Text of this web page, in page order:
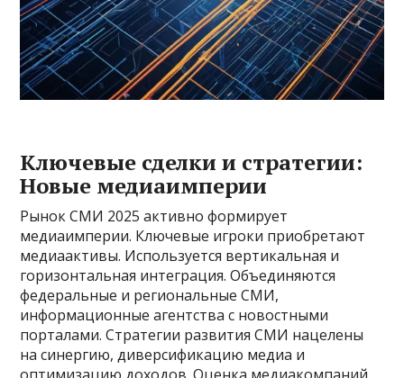
Ключевые сделки и стратегии:
Новые медиаимперии
Рынок СМИ 2025 активно формирует
медиаимперии. Ключевые игроки приобретают
медиаактивы. Используется вертикальная и
горизонтальная интеграция. Объединяются
федеральные и региональные СМИ,
информационные агентства с новостными
порталами. Стратегии развития СМИ нацелены
на синергию, диверсификацию медиа и